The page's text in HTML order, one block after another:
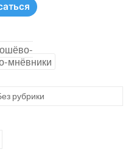
мнёвники
рубрики